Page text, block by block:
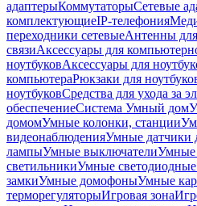
адаптерыКоммутаторыСетевые
комплектующиеIP-телефония
переходники сетевыеАнтенны
связиАксессуары для
ноутбуковАксессуары для
компьютераРюкзаки для
ноутбуковСредства для ухода за
обеспечениеСистема Умный дом
домомУмные колонки, станции
видеонаблюденияУмные датчики
лампыУмные выключателиУмные
светильникиУмные
замкиУмные домофоныУмные
терморегуляторыИгровая зона